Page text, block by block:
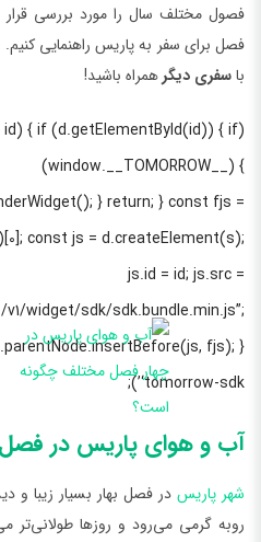
فصول مختلف سال را مورد بررسی قرار
فصل برای سفر به پاریس راهنمایی
باسفری دیگرهمراه باشید!
id) { if (d.getElementById(id)) { if
(window.__TOMORROW__) {
} return; } const fjs =
const js = d.createElement(s);
js.id = id; js.src =
widget/sdk/sdk.bundle.min.js”;
‘tomorrow-sdk’);
آب و هوای پاریس در فصل
شهر پاریس در فصل بهار بسیار زیبا و
روبه گرمی می‌رود و روزها طولانی‌تر